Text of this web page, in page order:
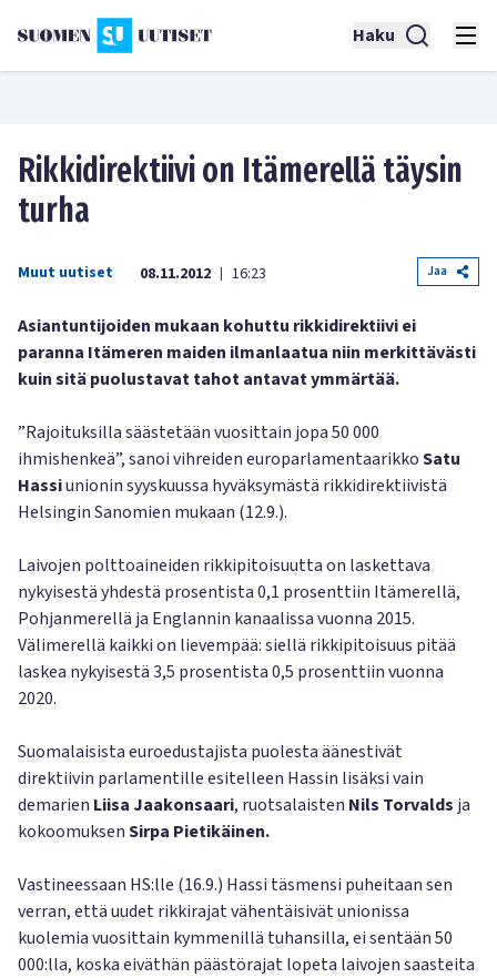
Haku
Rikkidirektiivi on Itämerellä täysin
turha
Muut uutiset 08.11.2012 | 16:23 Jaa
Asiantuntijoiden mukaan kohuttu rikkidirektiivi ei
paranna Itämeren maiden ilmanlaatua niin merkittävästi
kuin sitä puolustavat tahot antavat ymmärtää.
”Rajoituksilla säästetään vuosittain jopa 50 000
ihmishenkeä”, sanoi vihreiden europarlamentaarikkoSatu
Hassiunionin syyskuussa hyväksymästä rikkidirektiivistä
Helsingin Sanomien mukaan (12.9.).
Laivojen polttoaineiden rikkipitoisuutta on laskettava
nykyisestä yhdestä prosentista 0,1 prosenttiin Itämerellä,
Pohjanmerellä ja Englannin kanaalissa vuonna 2015.
Välimerellä kaikki on lievempää: siellä rikkipitoisuus pitää
laskea nykyisestä 3,5 prosentista 0,5 prosenttiin vuonna
2020.
Suomalaisista euroedustajista puolesta äänestivät
direktiivin parlamentille esitelleen Hassin lisäksi vain
demarien Liisa Jaakonsaari, ruotsalaisten Nils Torvalds ja
kokoomuksenSirpa Pietikäinen.
Vastineessaan HS:lle (16.9.) Hassi täsmensi puheitaan sen
verran, että uudet rikkirajat vähentäisivät unionissa
kuolemia vuosittain kymmenillä tuhansilla, ei sentään 50
000:lla, koska eiväthän päästörajat lopeta laivojen saasteita